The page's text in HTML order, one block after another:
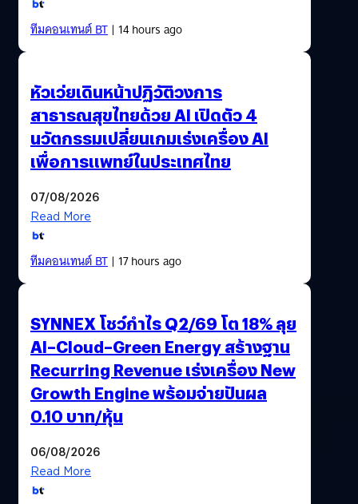
ทีมคอนเทนต์ BT| 14 hours ago
หัวเว่ยเดินหน้าปฏิวัติวงการ
สาธารณสุขไทยด้วย AI เปิดตัว 4
นวัตกรรมเปลี่ยนเกมเร่งเครื่อง AI
เพื่อการแพทย์ในประเทศไทย
07/08/2026
Read More
ทีมคอนเทนต์ BT| 17 hours ago
SYNNEX โชว์กำไร Q2/69 โต 18% ลุย
AI–Cloud–Green Energy สร้างฐาน
Recurring Revenue เร่งเครื่อง New
Growth Engine พร้อมจ่ายปันผล
0.10 บาท/หุ้น
06/08/2026
Read More